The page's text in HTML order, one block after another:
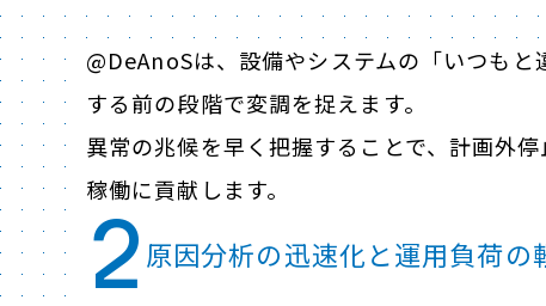
@DeAnoSは、設備やシステムの「いつも
する前の段階で変調を捉えます。
異常の兆候を早く把握することで、計画外
稼働に貢献します。
2 原因分析の迅速化と運用負荷の